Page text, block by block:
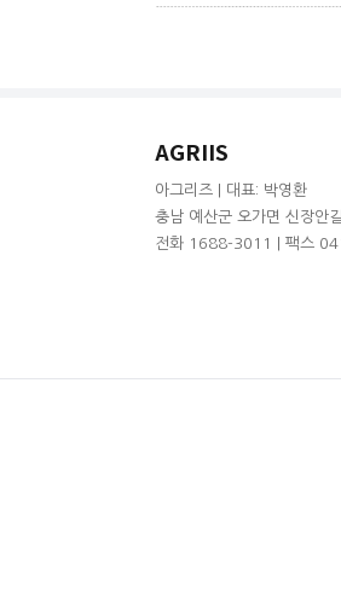
AGRIIS
아그리즈 | 대표: 박영환
충남 예산군 오가면 신장안
전화 1688-3011 | 팩스